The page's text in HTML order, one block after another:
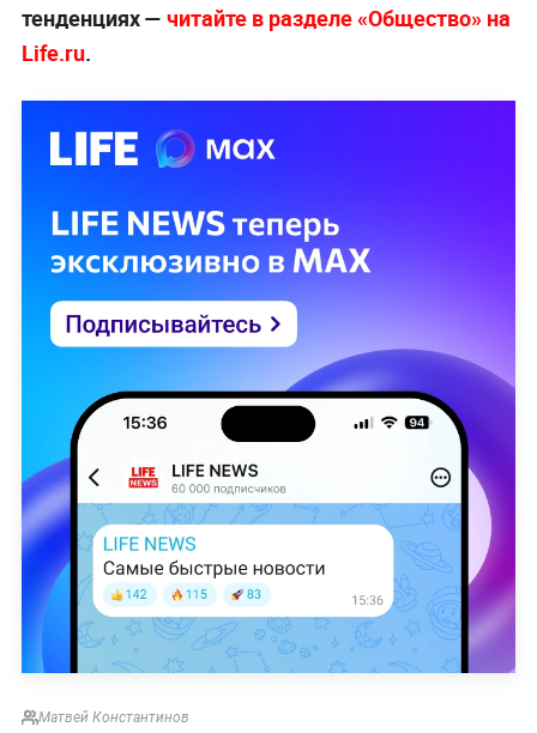
тенденциях — читайте в разделе «Общество» на
Life.ru.
Матвей Константинов